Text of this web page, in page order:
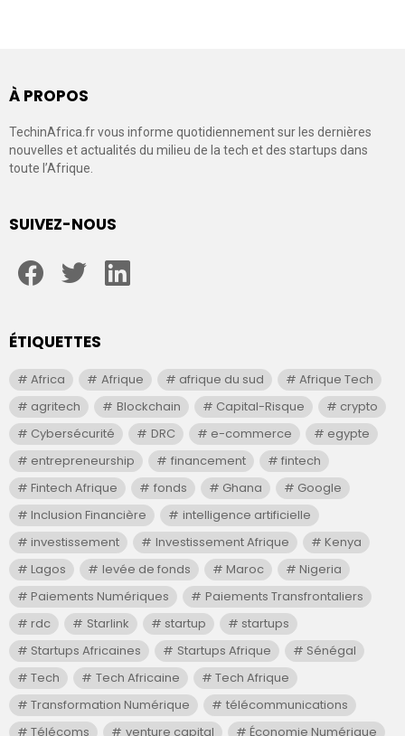
À PROPOS
TechinAfrica.fr vous informe quotidiennement sur les dernières
nouvelles et actualités du milieu de la tech et des startups dans
toute l’Afrique.
SUIVEZ-NOUS
ÉTIQUETTES
Africa Afrique afrique du sud
Afrique Tech
agritech
Blockchain Capital-Risque
crypto
Cybersécurité
DRC e-commerce
egypte
entrepreneurship
financement
fintech
Fintech Afrique
fonds Ghana
Google
Inclusion Financière
intelligence artificielle
investissement
Investissement Afrique
Kenya
Lagos
levée de fonds Maroc
Nigeria
Paiements Numériques
Paiements Transfrontaliers
rdc
Starlink startup
startups
Startups Africaines
Startups Afrique
Sénégal
Tech
Tech Africaine
Tech Afrique
Transformation Numérique
télécommunications
Télécoms
venture capital Économie Numérique